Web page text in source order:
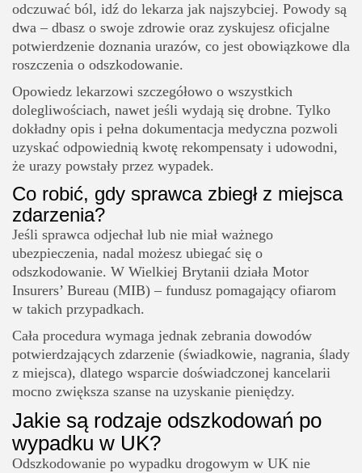
odczuwać ból, idź do lekarza jak najszybciej. Powody są
dwa – dbasz o swoje zdrowie oraz zyskujesz oficjalne
potwierdzenie doznania urazów, co jest obowiązkowe dla
roszczenia o odszkodowanie.
Opowiedz lekarzowi szczegółowo o wszystkich
dolegliwościach, nawet jeśli wydają się drobne. Tylko
dokładny opis i pełna dokumentacja medyczna pozwoli
uzyskać odpowiednią kwotę rekompensaty i udowodni,
że urazy powstały przez wypadek.
Co robić, gdy sprawca zbiegł z miejsca
zdarzenia?
Jeśli sprawca odjechał lub nie miał ważnego
ubezpieczenia, nadal możesz ubiegać się o
odszkodowanie. W Wielkiej Brytanii działa Motor
Insurers’ Bureau (MIB) – fundusz pomagający ofiarom
w takich przypadkach.
Cała procedura wymaga jednak zebrania dowodów
potwierdzających zdarzenie (świadkowie, nagrania, ślady
z miejsca), dlatego wsparcie doświadczonej kancelarii
mocno zwiększa szanse na uzyskanie pieniędzy.
Jakie są rodzaje odszkodowań po
wypadku w UK?
Odszkodowanie po wypadku drogowym w UK nie